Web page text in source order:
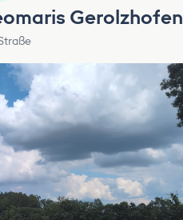
Gerolzhofen